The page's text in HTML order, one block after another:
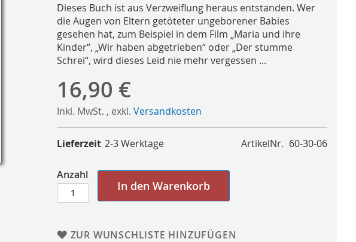
Dieses Buch ist aus Verzweiflung heraus entstanden. Wer
die Augen von Eltern getöteter ungeborener Babies
gesehen hat, zum Beispiel in dem Film „Maria und ihre
Kinder“, „Wir haben abgetrieben“ oder „Der stumme
Schrei“, wird dieses Leid nie mehr vergessen ...
16,90 €
Inkl. MwSt. , exkl. Versandkosten
ArtikelNr. 60-30-06
Lieferzeit 2-3 Werktage
Anzahl
In den Warenkorb
ZUR WUNSCHLISTE HINZUFÜGEN